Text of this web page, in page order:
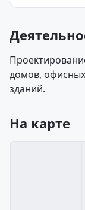
домов,
зданий.
На карте